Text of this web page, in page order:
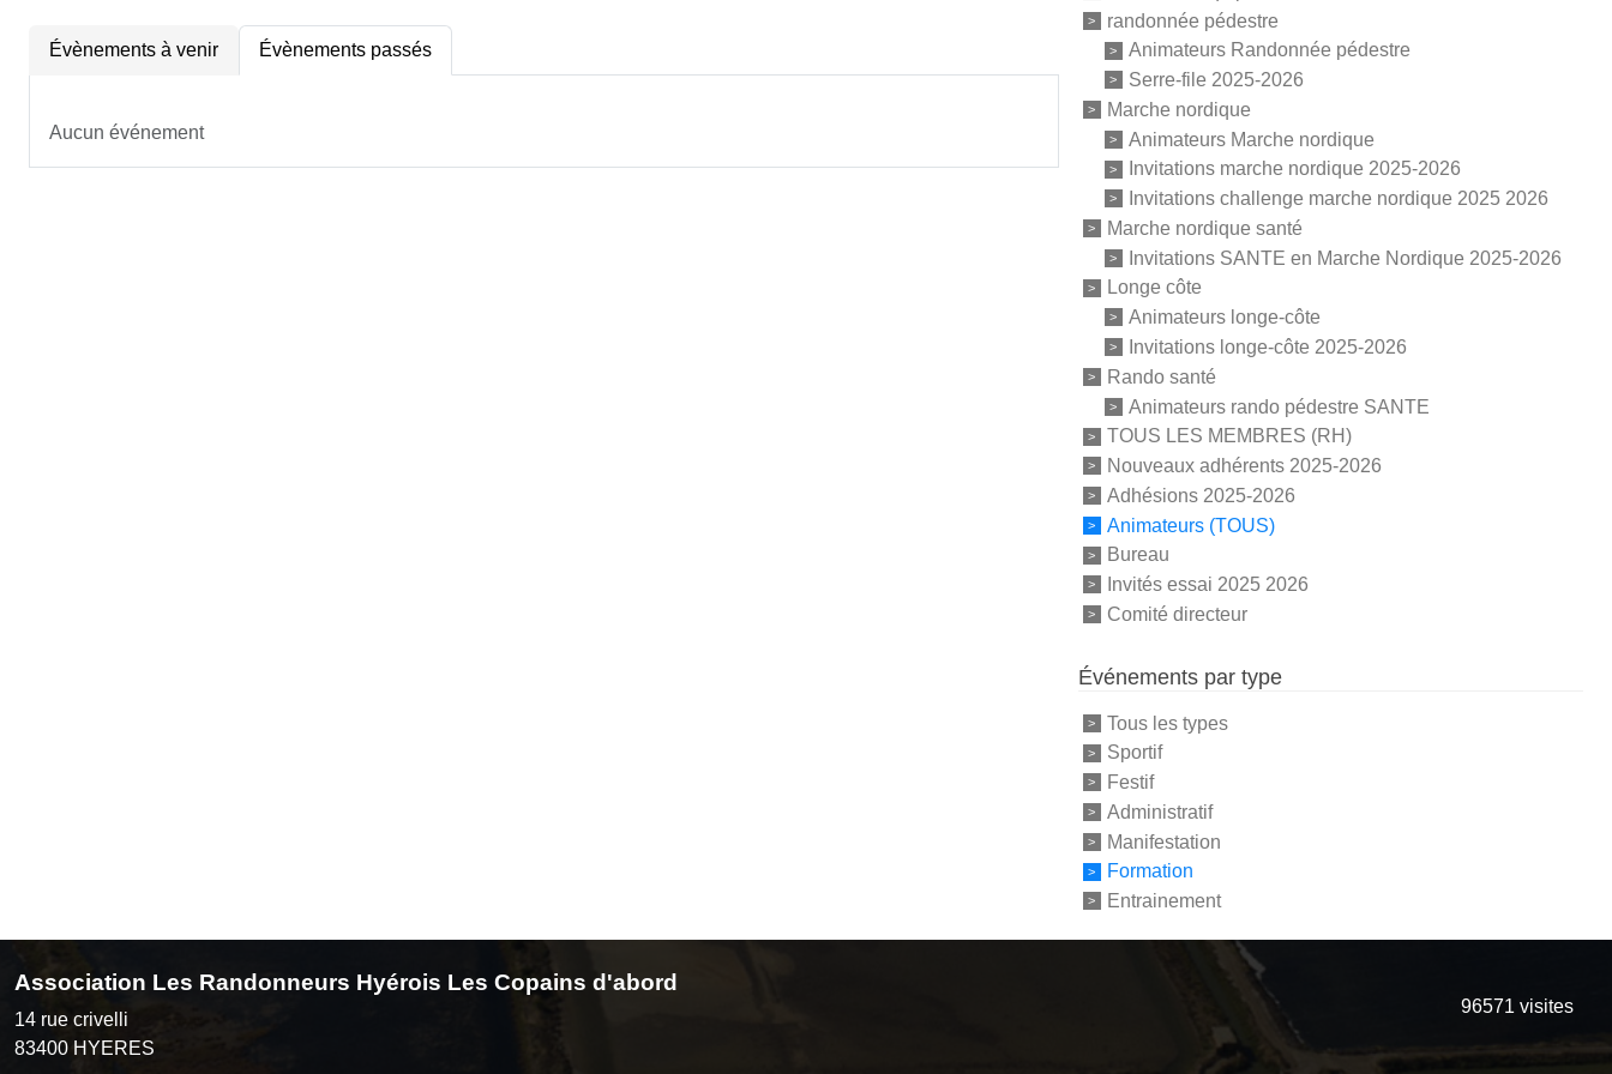
Évènements à venir Évènements passés
Aucun événement
randonnée pédestre
Animateurs Randonnée pédestre
Serre-file 2025-2026
Marche nordique
Animateurs Marche nordique
Invitations marche nordique 2025-2026
Invitations challenge marche nordique 2025 2026
Marche nordique santé
Invitations SANTE en Marche Nordique 2025-2026
Longe côte
Animateurs longe-côte
Invitations longe-côte 2025-2026
Rando santé
Animateurs rando pédestre SANTE
TOUS LES MEMBRES (RH)
Nouveaux adhérents 2025-2026
Adhésions 2025-2026
Animateurs (TOUS)
Bureau
Invités essai 2025 2026
Comité directeur
Événements par type
Tous les types
Sportif
Festif
Administratif
Manifestation
Formation
Entrainement
Association Les Randonneurs Hyérois Les Copains d'abord
14 rue crivelli
83400 HYERES
96571 visites